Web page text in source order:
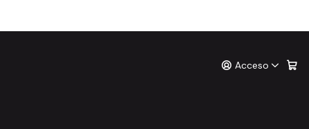
Acceso